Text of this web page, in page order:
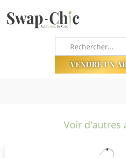
VENDRE UN
Voir d'autres